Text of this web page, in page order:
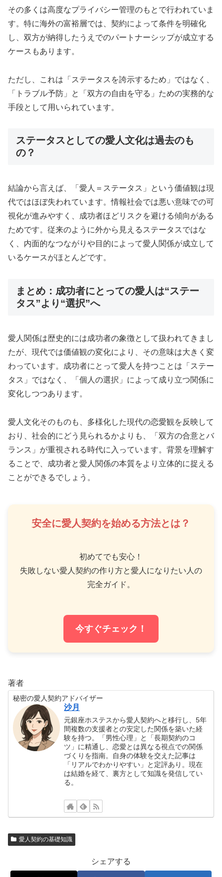
その多くは高度なプライバシー管理のもとで行われていま
す。特に海外の富裕層では、契約によって条件を明確化
し、双方が納得したうえでのパートナーシップが成立する
ケースもあります。
ただし、これは「ステータスを誇示するため」ではなく、
「トラブル予防」と「双方の自由を守る」ための実務的な
手段として用いられています。
ステータスとしての愛人文化は過去のも
の？
結論から言えば、「愛人＝ステータス」という価値観は現
代ではほぼ失われています。情報社会では悪い意味での可
視化が進みやすく、成功者ほどリスクを避ける傾向がある
ためです。従来のように外から見えるステータスではな
く、内面的なつながりや目的によって愛人関係が成立して
いるケースがほとんどです。
まとめ：成功者にとっての愛人は“ステー
タス”より“選択”へ
愛人関係は歴史的には成功者の象徴として扱われてきまし
たが、現代では価値観の変化により、その意味は大きく変
わっています。成功者にとって愛人を持つことは「ステー
タス」ではなく、「個人の選択」によって成り立つ関係に
変化しつつあります。
愛人文化そのものも、多様化した現代の恋愛観を反映して
おり、社会的にどう見られるかよりも、「双方の合意とバ
ランス」が重視される時代に入っています。背景を理解す
ることで、成功者と愛人関係の本質をより立体的に捉える
ことができるでしょう。
安全に愛人契約を始める方法とは？
初めてでも安心！
失敗しない愛人契約の作り方と愛人になりたい人の
完全ガイド。
今すぐチェック！
著者
秘密の愛人契約アドバイザー
沙月
元銀座ホステスから愛人契約へと移行し、5年
間複数の支援者との安定した関係を築いた経
験を持つ。「男性心理」と「長期契約のコ
ツ」に精通し、恋愛とは異なる視点での関係
づくりを指南。自身の体験を交えた記事は
「リアルでわかりやすい」と定評あり。現在
は結婚を経て、裏方として知識を発信してい
る。
愛人契約の基礎知識
シェアする